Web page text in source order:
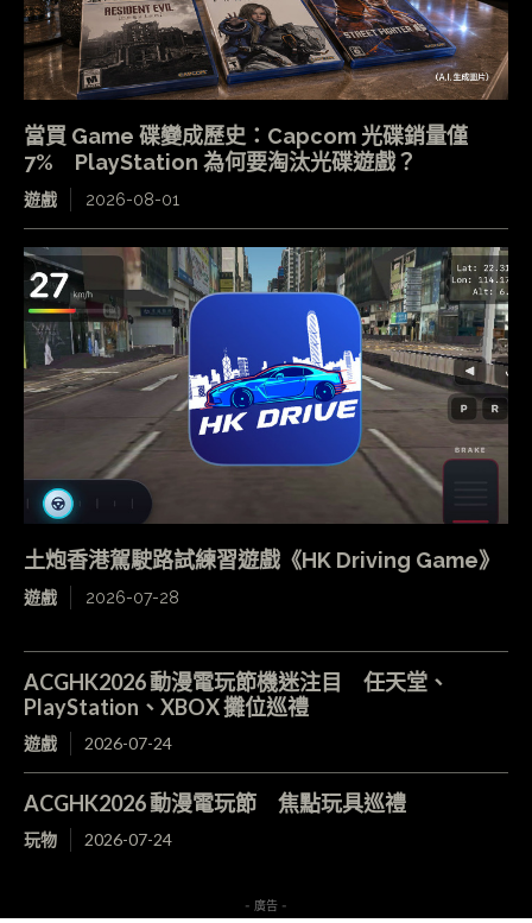
當買 Game 碟變成歷史：Capcom 光碟銷量僅
7% PlayStation 為何要淘汰光碟遊戲？
遊戲 2026-08-01
土炮香港駕駛路試練習遊戲《HK Driving Game》
遊戲 2026-07-28
ACGHK2026 動漫電玩節機迷注目 任天堂、
PlayStation、XBOX 攤位巡禮
遊戲 2026-07-24
ACGHK2026 動漫電玩節 焦點玩具巡禮
玩物 2026-07-24
- 廣告 -